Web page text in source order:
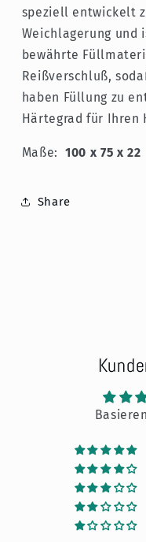
speziell entwickelt
Weichlagerung und
bewährte
Reißverschluß,
haben Füllung zu
Härtegrad für Ihren
Maße: 100 x 75 x 22
Share